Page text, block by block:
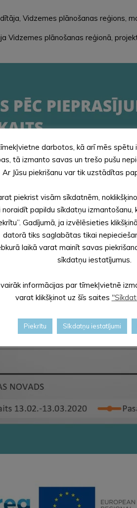
Vidzemes plānošanas reģions,
Vidzemes plānošanas reģionā,
darbotos, kā arī mēs spētu
tā izmanto savas un trešo pušu
Ar Jūsu piekrišanu var tik uzstādītas
piekrist visām sīkdatnēm,
noraidīt papildu sīkdatņu izmantošanu,
Gadījumā, ja izvēlēsieties
datorā tiks saglabātas tikai
laikā varat mainīt savas
sīkdatņu iestatījumus.
informācijas par tīmekļvietnē
varat klikšķinot uz šīs saites
Piekrītu Sīkdatņu iestatījumi